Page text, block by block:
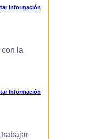
Información
con la
Información